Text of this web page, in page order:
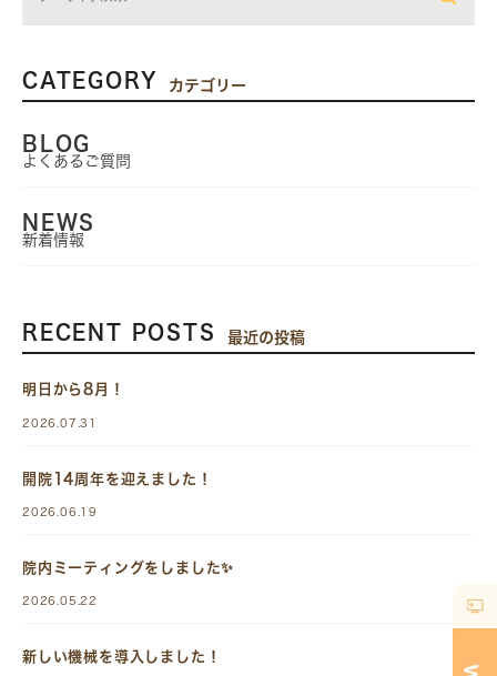
CATEGORY カテゴリー
BLOG
よくあるご質問
NEWS
新着情報
RECENT POSTS 最近の投稿
明日から8月！
2026.07.31
開院14周年を迎えました！
2026.06.19
院内ミーティングをしました✨
2026.05.22
新しい機械を導入しました！